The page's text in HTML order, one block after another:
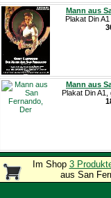
Mann aus
Plakat Din
Mann aus
Plakat Din
Im Shop 3
aus San